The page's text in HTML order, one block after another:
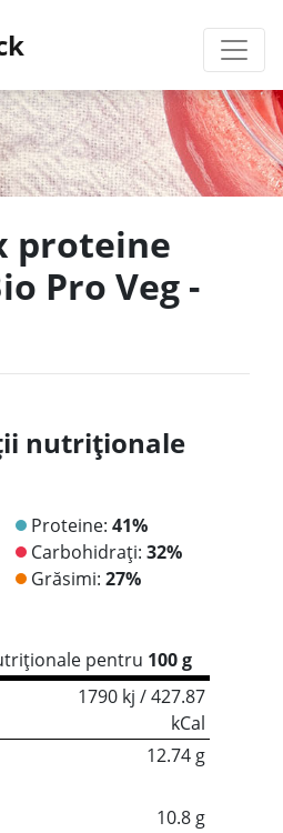
proteine
Pro Veg -
nutriționale
Proteine: 41%
Carbohidrați: 32%
Grăsimi: 27%
pentru 100 g
1790 kj / 427.87
kCal
12.74 g
10.8 g